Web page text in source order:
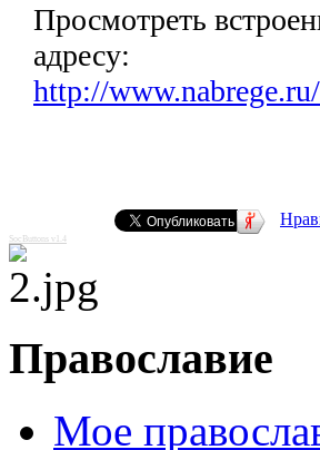
Просмотреть
адресу:
http://
SocButtons v1.4
Православие
Мое